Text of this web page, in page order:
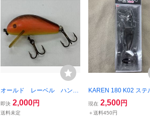
オールド レーベル ハンプ
バック? 45mm 針込み6.7g U
SA製
即決 2,000円
送料未定
KAREN 180 K02 ステ
ラック OSP カレン 火蓮
現在 2,500円
＋送料450円